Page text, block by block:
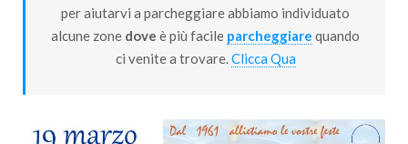
per aiutarvi a parcheggiare abbiamo individuato
alcune zone dove è più facile parcheggiare quando
ci venite a trovare.Clicca Qua